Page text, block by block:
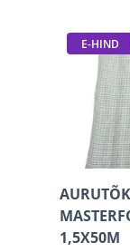
E-HIND
1,5X50M